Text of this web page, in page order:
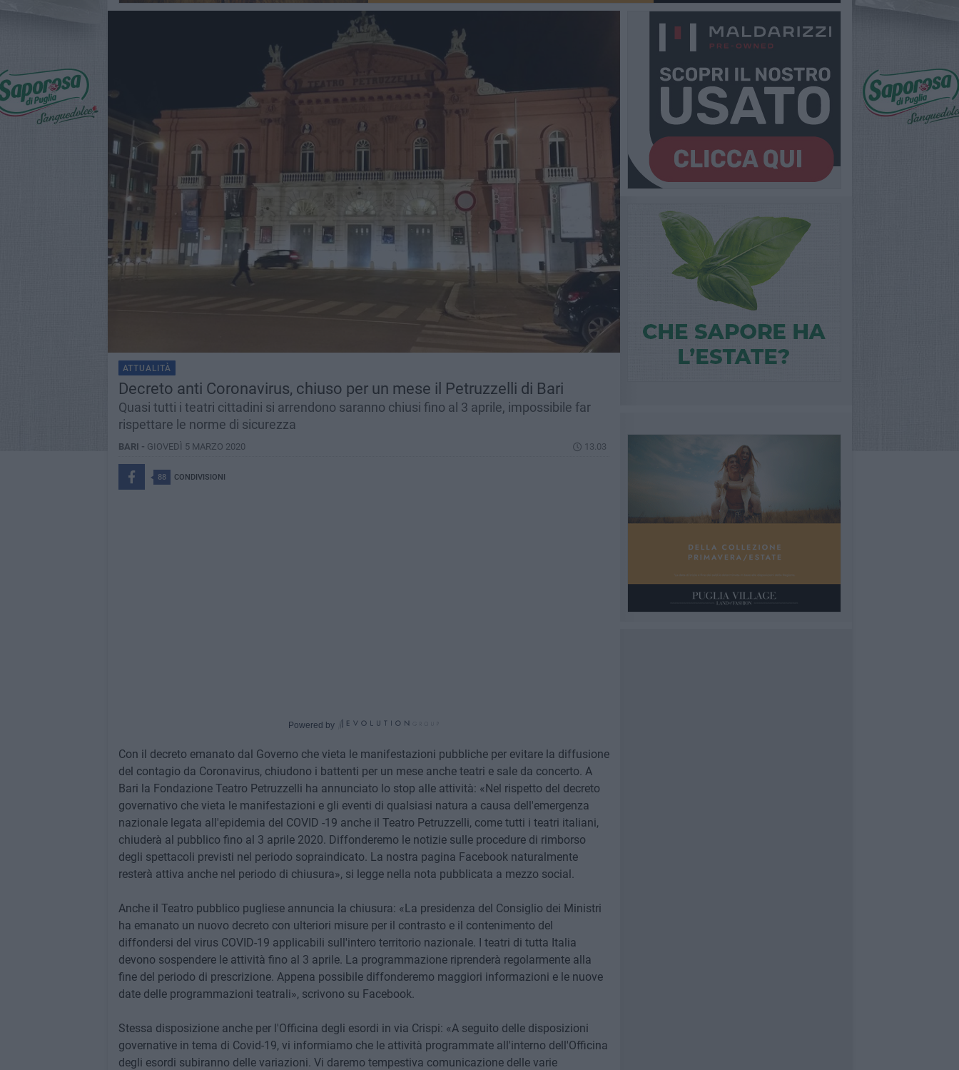
ATTUALITÀ
Decreto anti Coronavirus, chiuso per un mese il Petruzzelli di Bari
Quasi tutti i teatri cittadini si arrendono saranno chiusi fino al 3 aprile, impossibile far
rispettare le norme di sicurezza
BARI - GIOVEDÌ 5 MARZO 2020 13.03
88 CONDIVISIONI
Powered by
Con il decreto emanato dal Governo che vieta le manifestazioni pubbliche per evitare la diffusione
del contagio da Coronavirus, chiudono i battenti per un mese anche teatri e sale da concerto. A
Bari la Fondazione Teatro Petruzzelli ha annunciato lo stop alle attività: «Nel rispetto del decreto
governativo che vieta le manifestazioni e gli eventi di qualsiasi natura a causa dell'emergenza
nazionale legata all'epidemia del COVID -19 anche il Teatro Petruzzelli, come tutti i teatri italiani,
chiuderà al pubblico fino al 3 aprile 2020. Diffonderemo le notizie sulle procedure di rimborso
degli spettacoli previsti nel periodo sopraindicato. La nostra pagina Facebook naturalmente
resterà attiva anche nel periodo di chiusura», si legge nella nota pubblicata a mezzo social.
Anche il Teatro pubblico pugliese annuncia la chiusura: «La presidenza del Consiglio dei Ministri
ha emanato un nuovo decreto con ulteriori misure per il contrasto e il contenimento del
diffondersi del virus COVID-19 applicabili sull'intero territorio nazionale. I teatri di tutta Italia
devono sospendere le attività fino al 3 aprile. La programmazione riprenderà regolarmente alla
fine del periodo di prescrizione. Appena possibile diffonderemo maggiori informazioni e le nuove
date delle programmazioni teatrali», scrivono su Facebook.
Stessa disposizione anche per l'Officina degli esordi in via Crispi: «A seguito delle disposizioni
governative in tema di Covid-19, vi informiamo che le attività programmate all'interno dell'Officina
degli esordi subiranno delle variazioni. Vi daremo tempestiva comunicazione delle varie